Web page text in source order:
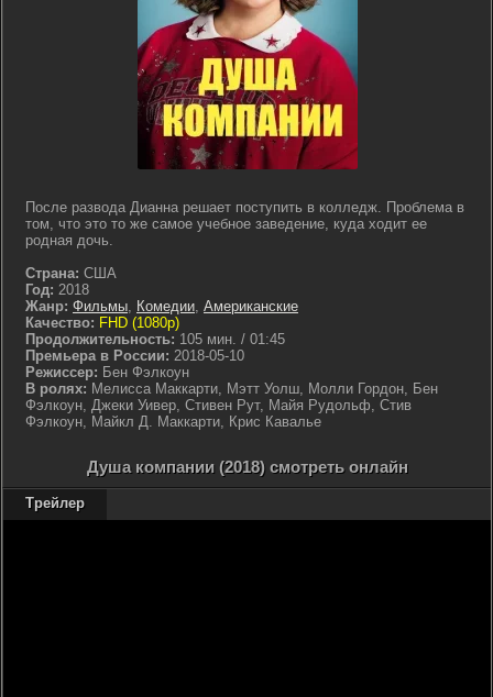
После развода Дианна решает поступить в колледж. Проблема в
том, что это то же самое учебное заведение, куда ходит ее
родная дочь.
Страна: США
Год: 2018
Жанр: Фильмы, Комедии, Американские
Качество: FHD (1080p)
Продолжительность: 105 мин. / 01:45
Премьера в России: 2018-05-10
Режиссер: Бен Фэлкоун
В ролях: Мелисса Маккарти, Мэтт Уолш, Молли Гордон, Бен
Фэлкоун, Джеки Уивер, Стивен Рут, Майя Рудольф, Стив
Фэлкоун, Майкл Д. Маккарти, Крис Кавалье
Душа компании (2018) смотреть онлайн
Трейлер